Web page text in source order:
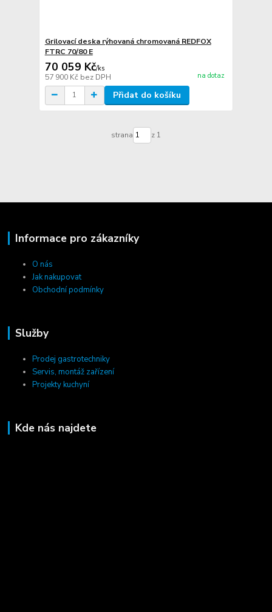
Grilovací deska rýhovaná chromovaná REDFOX
FTRC 70/80 E
70 059 Kč/ks
57 900 Kč bez DPH na dotaz
Přidat do košíku
strana z 1
Informace pro zákazníky
O nás
Jak nakupovat
Obchodní podmínky
Služby
Prodej gastrotechniky
Servis, montáž zařízení
Projekty kuchyní
Kde nás najdete